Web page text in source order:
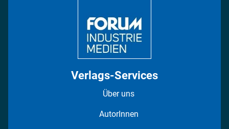
Verlags-Services
Über uns
AutorInnen